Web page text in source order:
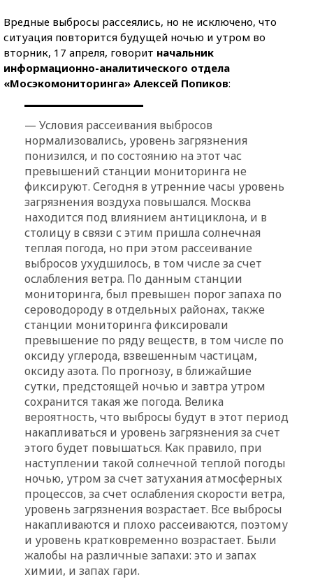
Вредные выбросы рассеялись, но не исключено, что
ситуация повторится будущей ночью и утром во
вторник, 17 апреля, говорит начальник
информационно-аналитического отдела
«Мосэкомониторинга» Алексей Попиков:
— Условия рассеивания выбросов
нормализовались, уровень загрязнения
понизился, и по состоянию на этот час
превышений станции мониторинга не
фиксируют. Сегодня в утренние часы уровень
загрязнения воздуха повышался. Москва
находится под влиянием антициклона, и в
столицу в связи с этим пришла солнечная
теплая погода, но при этом рассеивание
выбросов ухудшилось, в том числе за счет
ослабления ветра. По данным станции
мониторинга, был превышен порог запаха по
сероводороду в отдельных районах, также
станции мониторинга фиксировали
превышение по ряду веществ, в том числе по
оксиду углерода, взвешенным частицам,
оксиду азота. По прогнозу, в ближайшие
сутки, предстоящей ночью и завтра утром
сохранится такая же погода. Велика
вероятность, что выбросы будут в этот период
накапливаться и уровень загрязнения за счет
этого будет повышаться. Как правило, при
наступлении такой солнечной теплой погоды
ночью, утром за счет затухания атмосферных
процессов, за счет ослабления скорости ветра,
уровень загрязнения возрастает. Все выбросы
накапливаются и плохо рассеиваются, поэтому
и уровень кратковременно возрастает. Были
жалобы на различные запахи: это и запах
химии, и запах гари.